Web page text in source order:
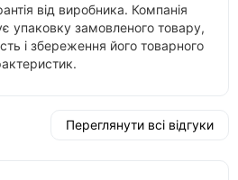
від виробника. Компанія
упаковку замовленого товару,
і збереження його товарного
Переглянути всі відгуки